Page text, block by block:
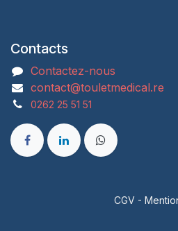
Contacts
Contactez-nous
contact@touletmedical.re
0262 25 51 51
CGV -